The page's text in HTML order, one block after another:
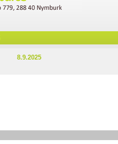
8.9.2025